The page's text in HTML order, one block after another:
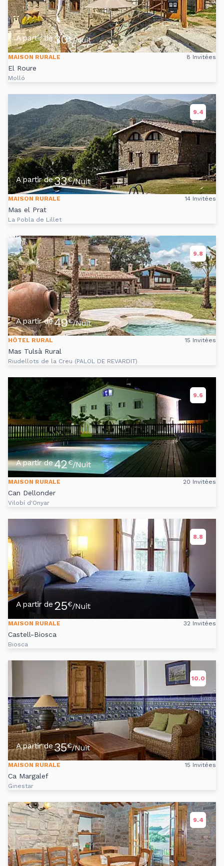
A partir de30€/Nuit
MAISON RURALE 8 Invitées
El Roure
Molló
9.4
A partir de33€/Nuit
MAISON RURALE 14 Invitées
Mas el Prat
La Pobla de Lillet
9.8
A partir de49€/Nuit
HÔTEL RURAL 15 Invitées
Mas Tulsà Rural
Riudellots de la Creu (PALOL DE REVARDIT)
9.6
A partir de42€/Nuit
MAISON RURALE 20 Invitées
Can Dellonder
Vilobí d'Onyar
8.8
A partir de 25€/Nuit
MAISON RURALE 32 Invitées
Castell-Biosca
Biosca
10.0
A partir de35€/Nuit
MAISON RURALE 15 Invitées
Ca Margalef
Ginestar
9.4